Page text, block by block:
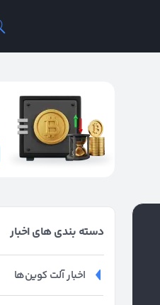
دسته بندی های اخبار
اخبار آلت کوین‌ها